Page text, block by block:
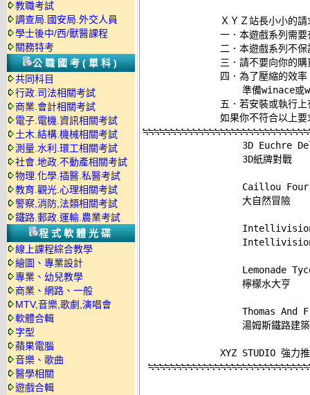
教職考試
調查局.國安局.外交人員
學士後中/西/獸醫課程
關務特考
公職國考(單科)
共同科目
行政.司法相關考試
商業.會計相關考試
電子.電機.資訊相關考試
土木.結構.機械相關考試
測量.水利.環工相關考試
社會.地政.不動產相關考試
物理.化學.插醫.私醫考試
教育.觀光.心理相關考試
警察,消防,法類相關考試
鐵路.郵政.運輸.農業考試
程式軟體光碟
線上課程綜合教學
繪圖、專業設計
專業、幼兒教學
商業、網路、一般
MTV,音樂,歌劇,演唱會
軟體合輯
字型
蘋果電腦
音樂、歌曲
醫學相關
遊戲合輯
ＸＹＺ站長小小的
一．本遊戲系列需
二．本遊戲系列不
三．請不要向你的
四．為了壓縮的效
準備winace或
五．若安裝或執行
3D Euchre
                  3D紙牌對戰
Caillou
                  大自然冒險
Lemonade
                  檸檬水大亨
Thomas And
湯姆斯鐵路建
XYZ STUDIO 強力推